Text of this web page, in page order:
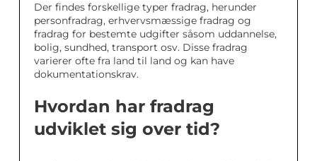
Der findes forskellige typer fradrag, herunder
personfradrag, erhvervsmæssige fradrag og
fradrag for bestemte udgifter såsom uddannelse,
bolig, sundhed, transport osv. Disse fradrag
varierer ofte fra land til land og kan have
dokumentationskrav.
Hvordan har fradrag
udviklet sig over tid?